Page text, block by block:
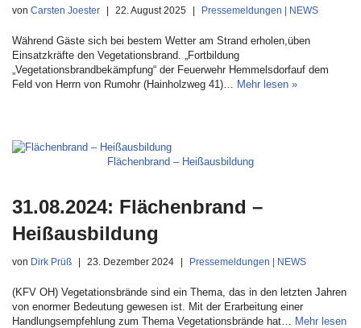
von Carsten Joester 22. August 2025 Pressemeldungen | NEWS
Während Gäste sich bei bestem Wetter am Strand erholen,üben
Einsatzkräfte den Vegetationsbrand. „Fortbildung
„Vegetationsbrandbekämpfung“ der Feuerwehr Hemmelsdorfauf dem
Feld von Herrn von Rumohr (Hainholzweg 41)… Mehr lesen »
Flächenbrand – Heißausbildung
31.08.2024: Flächenbrand –
Heißausbildung
von Dirk Prüß 23. Dezember 2024 Pressemeldungen | NEWS
(KFV OH) Vegetationsbrände sind ein Thema, das in den letzten Jahren
von enormer Bedeutung gewesen ist. Mit der Erarbeitung einer
Handlungsempfehlung zum Thema Vegetationsbrände hat… Mehr lesen